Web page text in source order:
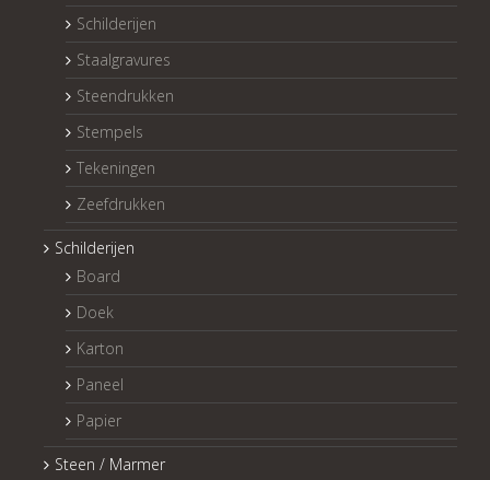
Schilderijen
Staalgravures
Steendrukken
Stempels
Tekeningen
Zeefdrukken
Schilderijen
Board
Doek
Karton
Paneel
Papier
Steen / Marmer